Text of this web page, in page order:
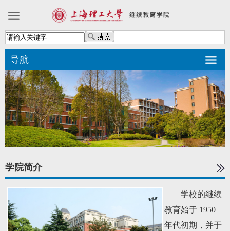
导航
学院简介
学校的继续
教育始于 1950
年代初期，并于